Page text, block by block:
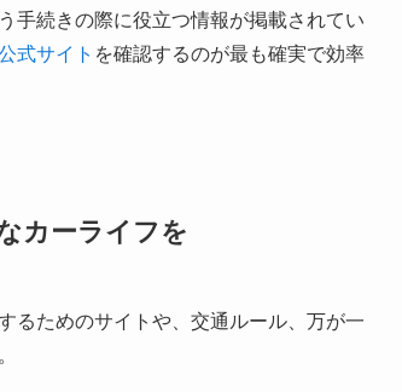
手続きの際に役立つ情報が掲載されてい
式サイト を確認するのが最も確実で効率
カーライフを
るためのサイトや、交通ルール、万が一